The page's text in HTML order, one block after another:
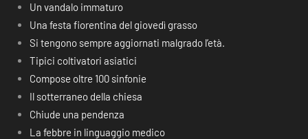
Un vandalo immaturo
Una festa fiorentina del giovedì grasso
Si tengono sempre aggiornati malgrado l’età.
Tipici coltivatori asiatici
Compose oltre 100 sinfonie
Il sotterraneo della chiesa
Chiude una pendenza
La febbre in linguaggio medico